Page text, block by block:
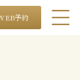
予約